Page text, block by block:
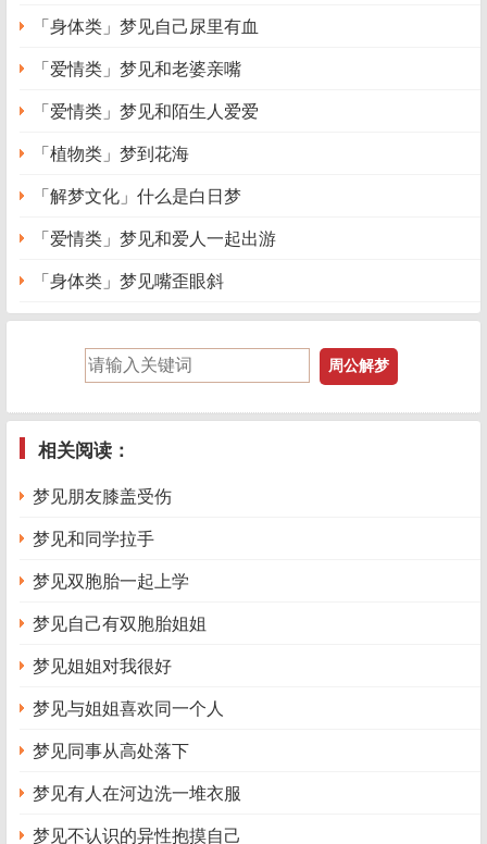
「身体类」梦见自己尿里有血
「爱情类」梦见和老婆亲嘴
「爱情类」梦见和陌生人爱爱
「植物类」梦到花海
「解梦文化」什么是白日梦
「爱情类」梦见和爱人一起出游
「身体类」梦见嘴歪眼斜
相关阅读：
梦见朋友膝盖受伤
梦见和同学拉手
梦见双胞胎一起上学
梦见自己有双胞胎姐姐
梦见姐姐对我很好
梦见与姐姐喜欢同一个人
梦见同事从高处落下
梦见有人在河边洗一堆衣服
梦见不认识的异性抱摸自己